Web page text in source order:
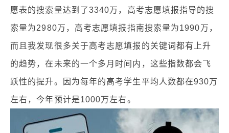
愿表的搜索量达到了3340万，高考志愿填报指导的搜
索量为2980万，高考志愿填报指南搜索量为1990万，
而且我发现很多关于高考志愿填报的关键词都有上升
的趋势，在未来的一个多月时间内，这些指数都会飞
跃性的提升。因为每年的高考学生平均人数都在930万
左右，今年预计是1000万左右。